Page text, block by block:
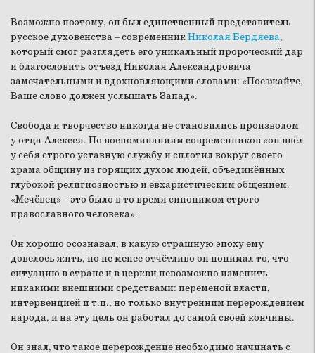
Возможно поэтому, он был единственный представитель
русское духовенства – современникНиколая Бердяева,
который смог разглядеть его уникальный пророческий дар
и благословить отъезд Николая Александровича
замечательными и вдохновляющими словами: «Поезжайте,
Ваше слово должен услышать Запад».
Свобода и творчество никогда не становились произволом
у отца Алексея. По воспоминаниям современников «он ввёл
у себя строго уставную службу и сплотил вокруг своего
храма общину из горящих духом людей, объединённых
глубокой религиозностью и евхаристическим общением.
«Мечёвец» – это было в то время синонимом строго
православного человека».
Он хорошо осознавал, в какую страшную эпоху ему
довелось жить, но не менее отчётливо он понимал то, что
ситуацию в стране и в церкви невозможно изменить
никакими внешними средствами: переменой власти,
интервенцией и т.п., но только внутренним перерождением
народа, и на эту цель он работал до самой своей кончины.
Он знал, что такое перерождение необходимо начинать с